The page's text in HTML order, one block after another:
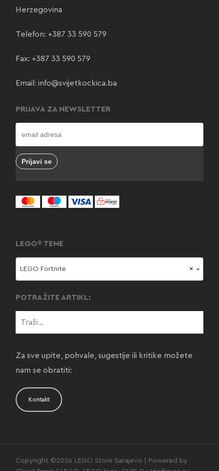
Herzegovina
Telefon: +387 33 590 579
Fax: +387 33 590 579
Email: info@svijetkockica.ba
PRIJAVA ZA NEWSLETTER
LEGO® TEME
×
LEGO Fortnite
POTRAŽITE ARTIKL:
Za sve upite, pohvale, sugestije ili kritike možete
nam se obratiti:
Kontakt
Copyright ©2026 LEGO Store Sarajevo | Powered by